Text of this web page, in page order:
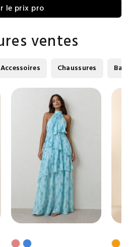
le prix pro
ventes
Accessoires Chaussures